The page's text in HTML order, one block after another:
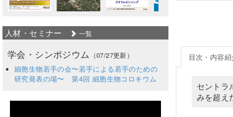
目次・内容紹
セントラ
みを超え
人材・セミナー 一覧
学会・シンポジウム （07/27更新）
細胞生物若手の会〜若手による若手のための
研究発表の場〜 第4回 細胞生物コロキウム